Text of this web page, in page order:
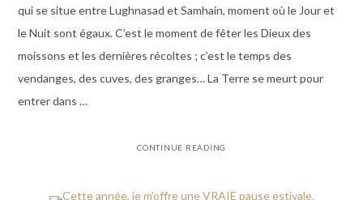
qui se situe entre Lughnasad et Samhain, moment où le Jour et
le Nuit sont égaux. C’est le moment de fêter les Dieux des
moissons et les dernières récoltes ; c’est le temps des
vendanges, des cuves, des granges… La Terre se meurt pour
entrer dans …
CONTINUE READING